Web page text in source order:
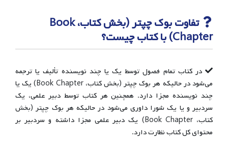
تفاوت بوک چپتر (بخش کتاب، Book
Chapter) با کتاب چیست؟
در کتاب تمام فصول توسط یک یا چند نویسنده تألیف یا ترجمه
می‌شود در حالیکه هر بوک چپتر (بخش کتاب، Book Chapter) یک یا
چند نویسنده مجزا دارد. همچنین هر کتاب توسط دبیر علمی، یک
سردبیر و یا یک شورا داوری می‌شود در حالیکه هر بوک چپتر (بخش
کتاب، Book Chapter) یک دبیر علمی مجزا داشته و سردبیر بر
محتوای کل کتاب نظارت دارد.